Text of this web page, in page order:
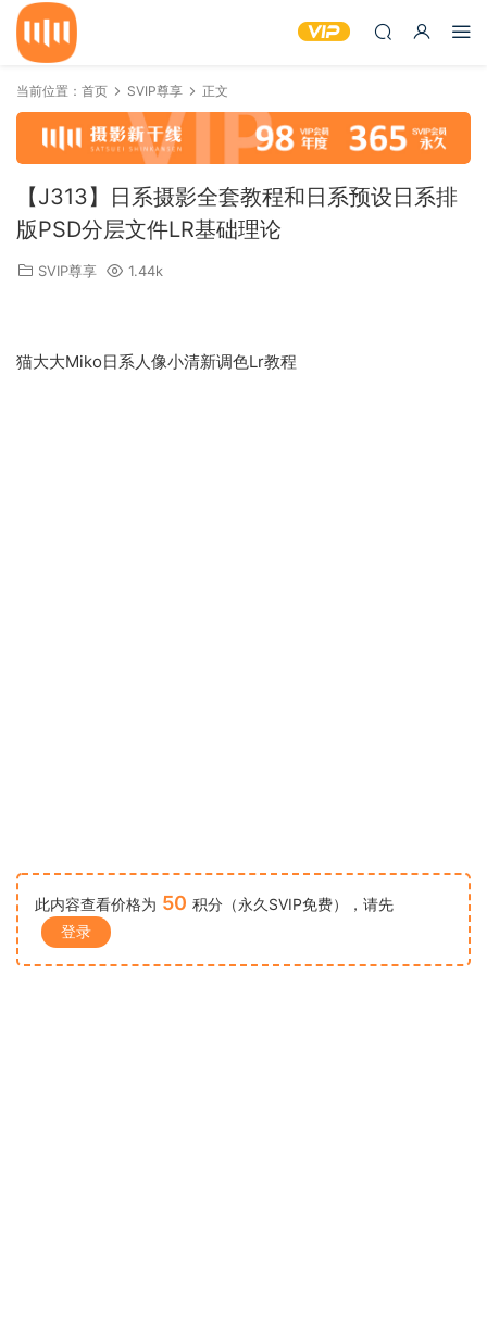
当前位置： 首页 SVIP尊享 正文
【J313】日系摄影全套教程和日系预设日系排
版PSD分层文件LR基础理论
SVIP尊享 1.44k
猫大大Miko日系人像小清新调色Lr教程
此内容查看价格为 50 积分（永久SVIP免费），请先
登录